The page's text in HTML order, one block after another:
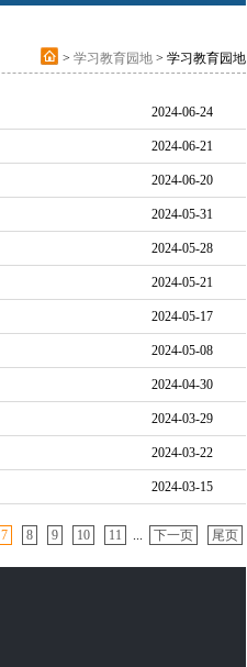
> 学习教育园地 > 学习教育园地
2024-06-24
2024-06-21
2024-06-20
2024-05-31
2024-05-28
2024-05-21
2024-05-17
2024-05-08
2024-04-30
2024-03-29
2024-03-22
2024-03-15
7 8 9 10 11 ... 下一页 尾页